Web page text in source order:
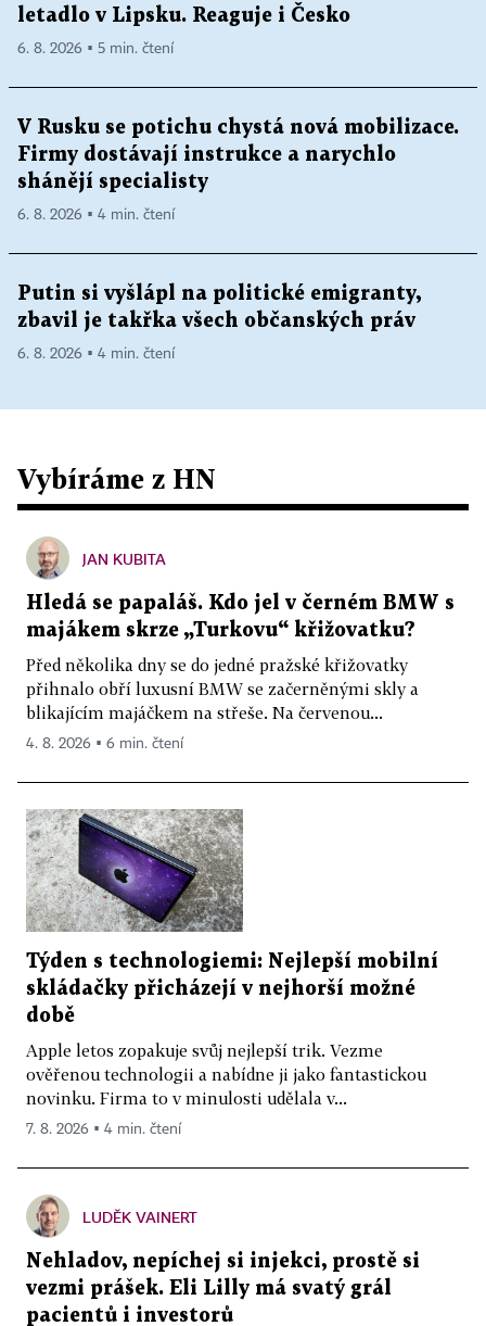
letadlo v Lipsku. Reaguje i Česko
6. 8. 2026 ▪ 5 min. čtení
V Rusku se potichu chystá nová mobilizace.
Firmy dostávají instrukce a narychlo
shánějí specialisty
6. 8. 2026 ▪ 4 min. čtení
Putin si vyšlápl na politické emigranty,
zbavil je takřka všech občanských práv
6. 8. 2026 ▪ 4 min. čtení
Vybíráme z HN
JAN KUBITA
Hledá se papaláš. Kdo jel v černém BMW s
majákem skrze „Turkovu“ křižovatku?
Před několika dny se do jedné pražské křižovatky
přihnalo obří luxusní BMW se začerněnými skly a
blikajícím majáčkem na střeše. Na červenou...
4. 8. 2026 ▪ 6 min. čtení
Týden s technologiemi: Nejlepší mobilní
skládačky přicházejí v nejhorší možné
době
Apple letos zopakuje svůj nejlepší trik. Vezme
ověřenou technologii a nabídne ji jako fantastickou
novinku. Firma to v minulosti udělala v...
7. 8. 2026 ▪ 4 min. čtení
LUDĚK VAINERT
Nehladov, nepíchej si injekci, prostě si
vezmi prášek. Eli Lilly má svatý grál
pacientů i investorů